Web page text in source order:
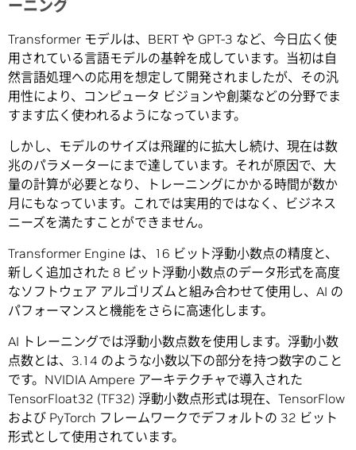
ーニング
Transformer モデルは、BERT や GPT-3 など、今日広く使
用されている言語モデルの基幹を成しています。当初は自
然言語処理への応用を想定して開発されましたが、その汎
用性により、コンピュータ ビジョンや創薬などの分野でま
すます広く使われるようになっています。
しかし、モデルのサイズは飛躍的に拡大し続け、現在は数
兆のパラメーターにまで達しています。それが原因で、大
量の計算が必要となり、トレーニングにかかる時間が数か
月にもなっています。これでは実用的ではなく、ビジネス
ニーズを満たすことができません。
Transformer Engine は、16 ビット浮動小数点の精度と、
新しく追加された 8 ビット浮動小数点のデータ形式を高度
なソフトウェア アルゴリズムと組み合わせて使用し、AI の
パフォーマンスと機能をさらに高速化します。
AI トレーニングでは浮動小数点数を使用します。浮動小数
点数とは、3.14 のような小数以下の部分を持つ数字のこと
です。NVIDIA Ampere アーキテクチャで導入された
TensorFloat32 (TF32) 浮動小数点形式は現在、TensorFlow
および PyTorch フレームワークでデフォルトの 32 ビット
形式として使用されています。